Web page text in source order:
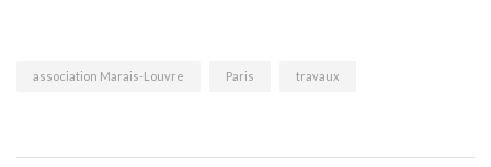
association Marais-Louvre Paris travaux